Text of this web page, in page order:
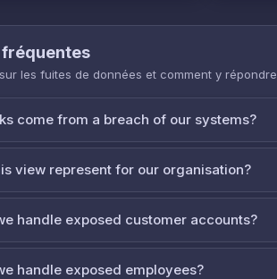
les fuites de données et comment y répondre
come from a breach of our systems?
view represent for our organisation?
handle exposed customer accounts?
handle exposed employees?